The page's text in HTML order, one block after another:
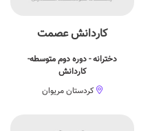
کاردانش عصمت
دخترانه - دوره دوم متوسطه-
کاردانش
کردستان مریوان